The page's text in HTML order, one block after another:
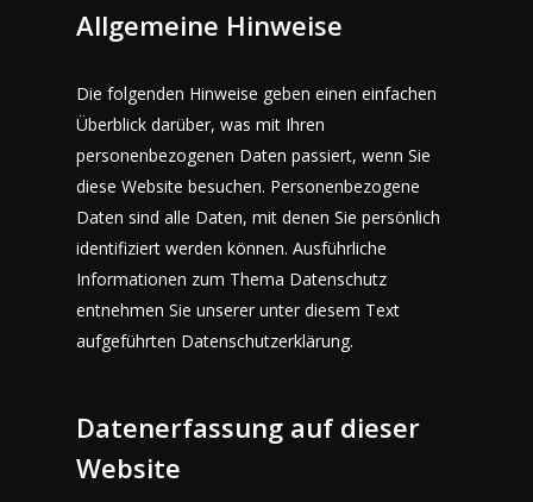
Allgemeine Hinweise
Die folgenden Hinweise geben einen einfachen
Überblick darüber, was mit Ihren
personenbezogenen Daten passiert, wenn Sie
diese Website besuchen. Personenbezogene
Daten sind alle Daten, mit denen Sie persönlich
identifiziert werden können. Ausführliche
Informationen zum Thema Datenschutz
entnehmen Sie unserer unter diesem Text
aufgeführten Datenschutzerklärung.
Datenerfassung auf dieser
Website